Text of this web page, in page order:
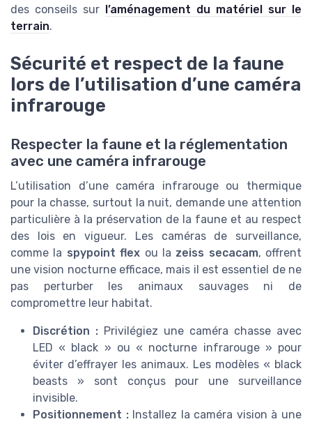
des conseils sur l’aménagement du matériel sur le
terrain.
Sécurité et respect de la faune
lors de l’utilisation d’une caméra
infrarouge
Respecter la faune et la réglementation
avec une caméra infrarouge
L’utilisation d’une caméra infrarouge ou thermique
pour la chasse, surtout la nuit, demande une attention
particulière à la préservation de la faune et au respect
des lois en vigueur. Les caméras de surveillance,
comme la spypoint flex ou la zeiss secacam, offrent
une vision nocturne efficace, mais il est essentiel de ne
pas perturber les animaux sauvages ni de
compromettre leur habitat.
Discrétion : Privilégiez une caméra chasse avec
LED « black » ou « nocturne infrarouge » pour
éviter d’effrayer les animaux. Les modèles « black
beasts » sont conçus pour une surveillance
invisible.
Positionnement :Installez la caméra vision à une